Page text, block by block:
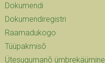
Dokumendi
Dokumendiregistri
Raamadukogo
Tüüpakmisõ
Ütesugumanõ ümbrekäümine